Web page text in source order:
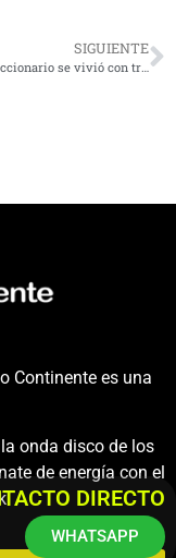
SIGUIENTE
Proceso eleccionario se vivió con tranquilidad en la Región de Coquimbo
Continente es una
onda disco de los
de energía con el
DIRECTO
WHATSAPP